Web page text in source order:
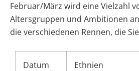
Februar/März wird eine Vielzahl
Altersgruppen und Ambitionen
die verschiedenen Rennen, die
Datum Ethnien